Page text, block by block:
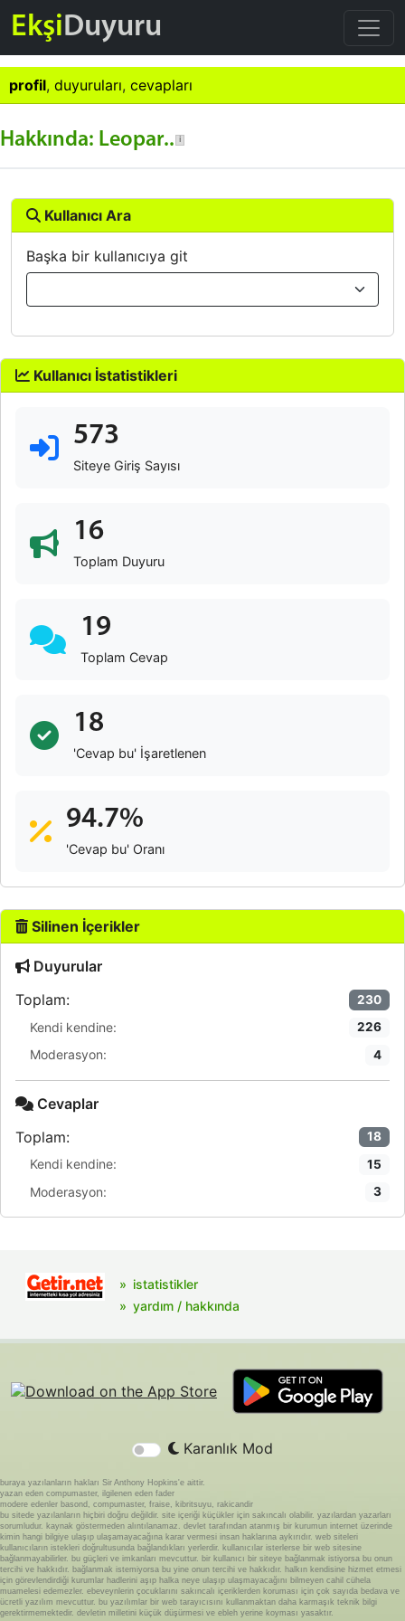
EkşiDuyuru
profil, duyuruları, cevapları
Hakkında: Leopar..
Kullanıcı Ara
Başka bir kullanıcıya git
Kullanıcı İstatistikleri
573
Siteye Giriş Sayısı
16
Toplam Duyuru
19
Toplam Cevap
18
'Cevap bu' İşaretlenen
94.7%
'Cevap bu' Oranı
Silinen İçerikler
Duyurular
Toplam:
230
Kendi kendine: 226
Moderasyon: 4
Cevaplar
Toplam:
18
Kendi kendine: 15
Moderasyon: 3
istatistikler
yardım / hakkında
Karanlık Mod
buraya yazılanların hakları Sir Anthony Hopkins'e aittir.
yazan eden compumaster, ilgilenen eden fader
modere edenler basond, compumaster, fraise, kibritsuyu, rakicandir
bu sitede yazılanların hiçbiri doğru değildir. site içeriği küçükler için sakıncalı olabilir. yazılardan yazarları
sorumludur. kaynak göstermeden alıntılanamaz. devlet tarafından atanmış bir kurumun internet üzerinde
kimin hangi bilgiye ulaşıp ulaşamayacağına karar vermesi insan haklarına aykırıdır. web siteleri
kullanıcıların istekleri doğrultusunda bağlandıkları yerlerdir. kullanıcılar isterlerse bir web sitesine
bağlanmayabilirler. bu güçleri ve imkanları mevcuttur. bir kullanıcı bir siteye bağlanmak istiyorsa bu onun
tercihi ve hakkıdır. bağlanmak istemiyorsa bu yine onun tercihi ve hakkıdır. halkın kendisine hizmet etmesi
için görevlendirdiği kurumlar hadlerini aşıp halka neye ulaşıp ulaşmayacağını bilmeyen cahil cühela
muamelesi edemezler. ebeveynlerin çocuklarını sakıncalı içeriklerden koruması için çok sayıda bedava ve
ücretli yazılım mevcuttur. bu yazılımlar bir web tarayıcısını kullanmaktan daha karmaşık teknik bilgi
gerektirmemektedir. devletin milletini küçük düşürmesi ve ebleh yerine koyması yasaktır.